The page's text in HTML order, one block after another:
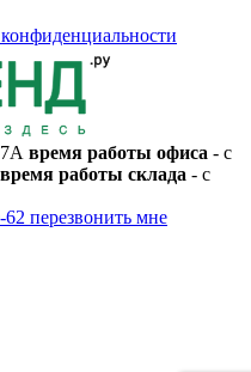
время работы офиса - с
время работы склада - с
62 перезвонить мне